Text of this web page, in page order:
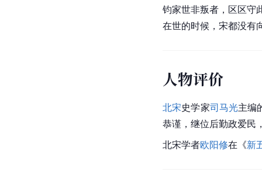
钧家世非叛者，区区守
在世的时候，宋都没有
人物评价
北宋史学家司马光主编
恭谨，继位后勤政爱民
北宋学者欧阳修在《新